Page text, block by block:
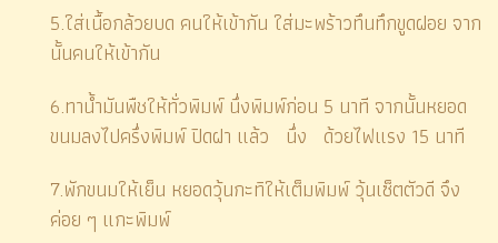
5.ใส่เนื้อกล้วยบด คนให้เข้ากัน ใส่มะพร้าวทึนทึกขูดฝอย จาก
นั้นคนให้เข้ากัน
6.ทาน้ำมันพืชให้ทั่วพิมพ์ นึ่งพิมพ์ก่อน 5 นาที จากนั้นหยอด
ขนมลงไปครึ่งพิมพ์ ปิดฝา แล้ว นึ่ง ด้วยไฟแรง 15 นาที
7.พักขนมให้เย็น หยอดวุ้นกะทิให้เต็มพิมพ์ วุ้นเซ็ตตัวดี จึง
ค่อย ๆ แกะพิมพ์